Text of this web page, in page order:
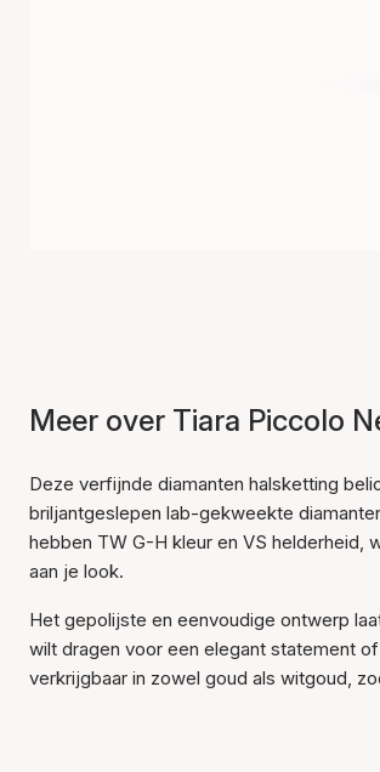
Meer over Tiara Piccolo
Deze verfijnde diamanten halsketting
briljantgeslepen lab-gekweekte
hebben TW G-H kleur en VS helderheid,
aan je look.
Het gepolijste en eenvoudige ontwerp
wilt dragen voor een elegant statement
verkrijgbaar in zowel goud als witgoud,